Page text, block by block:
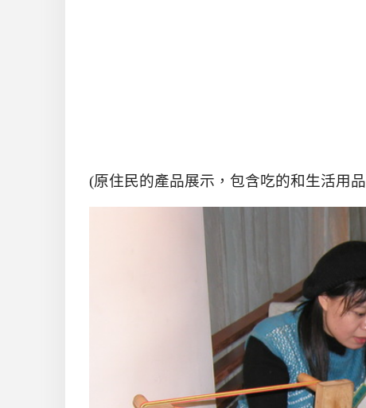
(原住民的產品展示，包含吃的和生活用品